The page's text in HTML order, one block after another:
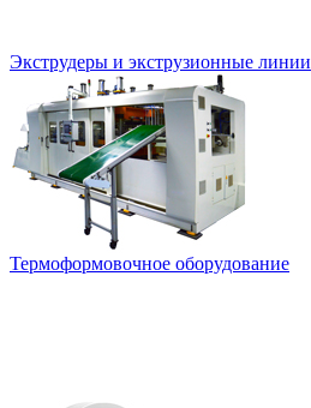
Экструдеры и экструзионные линии
Термоформовочное оборудование